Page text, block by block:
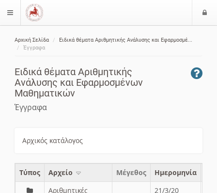
$langMenu
Αρχική Σελίδα
Ειδικά θέματα Aριθμητικής Aνάλυσης και Eφαρμοσμέ...
Έγγραφα
Ειδικά θέματα Aριθμητικής
Aνάλυσης και Eφαρμοσμένων
Mαθηματικών
Έγγραφα
Αρχικός κατάλογος
Τύπος Aρχείο Μέγεθος
Ημερομηνία
Αριθμητικές
21/3/20